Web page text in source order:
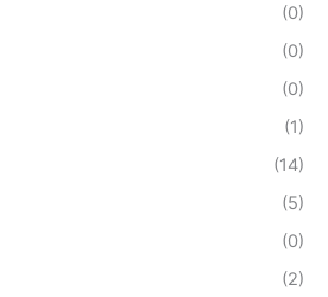
(0)
(0)
(0)
(1)
(14)
(5)
(0)
(2)